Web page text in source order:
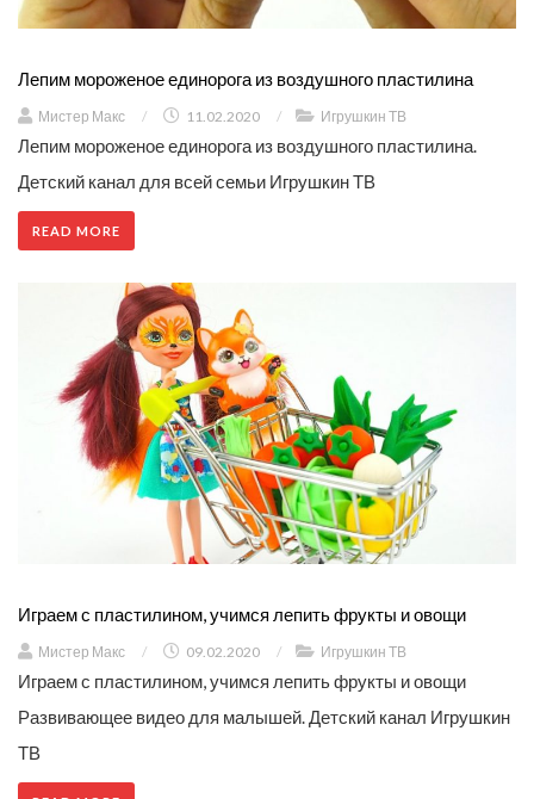
Лепим мороженое единорога из воздушного пластилина
Мистер Макс / 11.02.2020 / Игрушкин ТВ
Лепим мороженое единорога из воздушного пластилина.
Детский канал для всей семьи Игрушкин ТВ
READ MORE
Играем с пластилином, учимся лепить фрукты и овощи
Мистер Макс / 09.02.2020 / Игрушкин ТВ
Играем с пластилином, учимся лепить фрукты и овощи
Развивающее видео для малышей. Детский канал Игрушкин
ТВ